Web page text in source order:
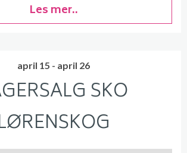
Les mer..
april 15 - april 26
SKO